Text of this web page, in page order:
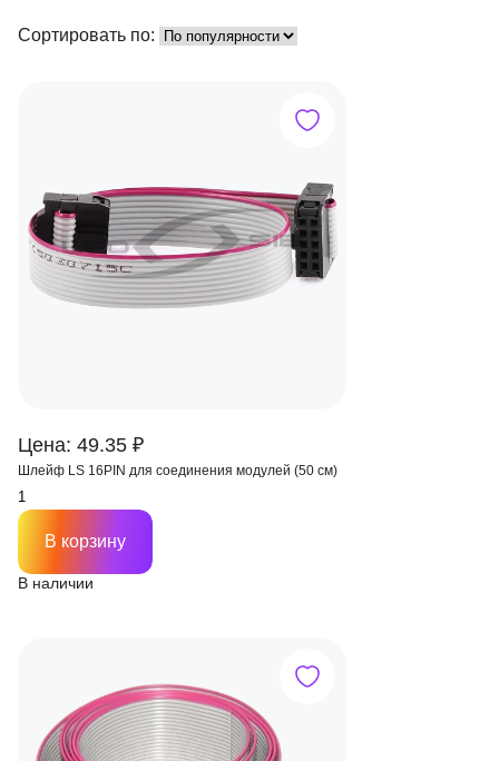
Сортировать по:
Цена: 49.35 ₽
Шлейф LS 16PIN для соединения модулей (50 см)
В наличии
В корзину